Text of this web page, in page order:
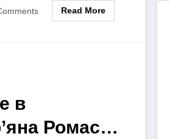
Read More
в
Ромась